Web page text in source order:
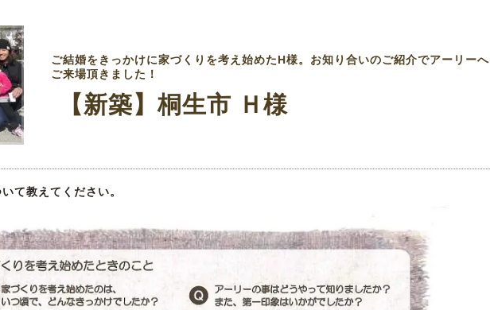
ご結婚をきっかけに家づくりを考え始めたH様。お知り合いのご紹介でアーリーへ
ご来場頂きました！
【新築】桐生市 Ｈ様
て教えてください。